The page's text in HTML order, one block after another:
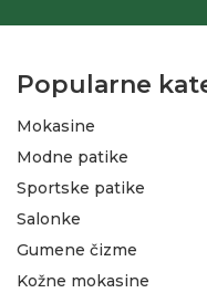
Popularne
Mokasine
Modne patike
Sportske patike
Salonke
Gumene čizme
Kožne mokasine